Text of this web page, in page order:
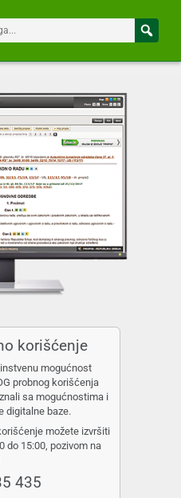
korišćenje
mogućnost
probnog korišćenja
sa mogućnostima i
digitalne baze.
možete izvršiti
do 15:00, pozivom na
435